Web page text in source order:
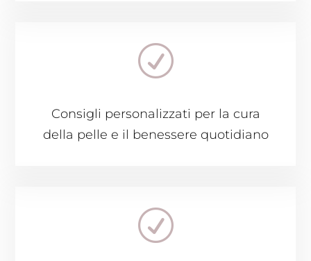
R
Consigli personalizzati per la cura
della pelle e il benessere quotidiano
R